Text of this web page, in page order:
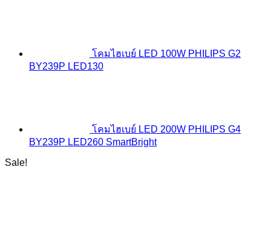
โคมไฮเบย์ LED 100W PHILIPS G2
BY239P LED130
โคมไฮเบย์ LED 200W PHILIPS G4
BY239P LED260 SmartBright
Sale!